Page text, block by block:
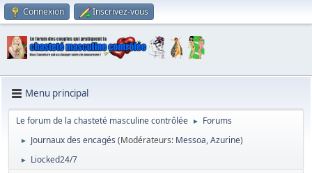
Connexion Inscrivez-vous
Menu principal
Le forum de la chasteté masculine contrôlée ► Forums
► Journaux des encagés (Modérateurs: Messoa,Azurine)
► Liocked24/7